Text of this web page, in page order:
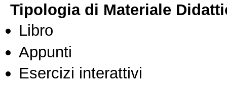
Tipologia di Materiale
Libro
Appunti
Esercizi interattivi